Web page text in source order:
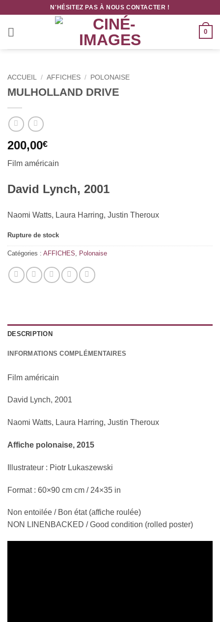
contenu
N'HÉSITEZ PAS À NOUS CONTACTER !
0
ACCUEIL / AFFICHES / POLONAISE
MULHOLLAND DRIVE
200,00€
Film américain
David Lynch, 2001
Naomi Watts, Laura Harring, Justin Theroux
Rupture de stock
Catégories : AFFICHES Polonaise
DESCRIPTION
INFORMATIONS COMPLÉMENTAIRES
Film américain
David Lynch, 2001
Naomi Watts, Laura Harring, Justin Theroux
Affiche polonaise, 2015
Illustrateur : Piotr Lukaszewski
Format : 60×90 cm cm / 24×35 in
Non entoilée / Bon état (affiche roulée)
NON LINENBACKED / Good condition (rolled poster)